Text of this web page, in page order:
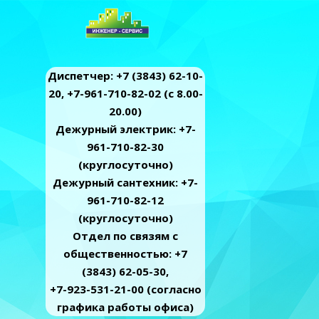
Диспетчер: +7 (3843) 62-10-
20, +7-961-710-82-02 (c 8.00-
20.00)
Дежурный электрик: +7-
961-710-82-30
(круглосуточно)
Дежурный сантехник: +7-
961-710-82-12
(круглосуточно)
Отдел по связям с
общественностью: +7
(3843) 62-05-30,
+7-923-531-21-00 (согласно
графика работы офиса)